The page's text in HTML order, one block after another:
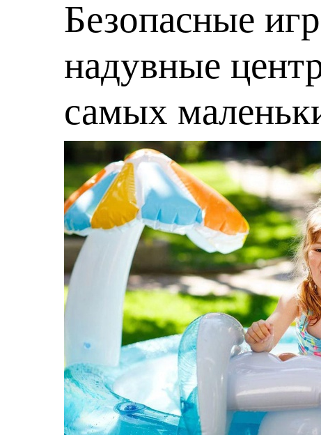
Безопасные
надувные
самых